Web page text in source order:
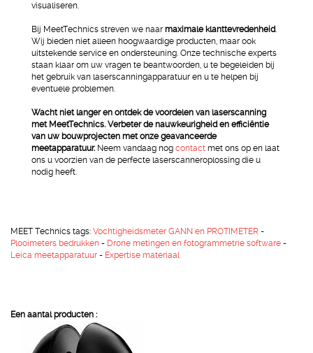
visualiseren.
Bij MeetTechnics streven we naar maximale klanttevredenheid.
Wij bieden niet alleen hoogwaardige producten, maar ook
uitstekende service en ondersteuning. Onze technische experts
staan klaar om uw vragen te beantwoorden, u te begeleiden bij
het gebruik van laserscanningapparatuur en u te helpen bij
eventuele problemen.
Wacht niet langer en ontdek de voordelen van laserscanning
met MeetTechnics. Verbeter de nauwkeurigheid en efficiëntie
van uw bouwprojecten met onze geavanceerde
meetapparatuur. Neem vandaag nog contact met ons op en laat
ons u voorzien van de perfecte laserscanneroplossing die u
nodig heeft.
MEET Technics tags: Vochtigheidsmeter GANN en PROTIMETER -
Plooimeters bedrukken - Drone metingen en fotogrammetrie software -
Leica meetapparatuur - Expertise materiaal
Een aantal producten :